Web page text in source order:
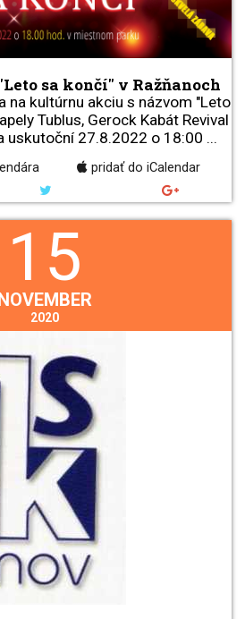
sa končí" v Ražňanoch
na kultúrnu akciu s názvom "Leto
Tublus, Gerock Kabát Revival
uskutoční 27.8.2022 o 18:00 ...
pridať do iCalendar
15
2020